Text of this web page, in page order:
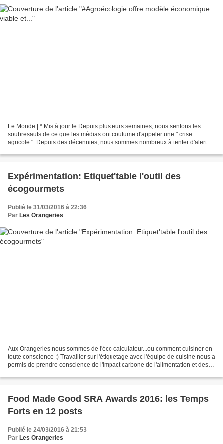
Le Monde | * Mis à jour le Depuis plusieurs semaines, nous sentons les
soubresauts de ce que les médias ont coutume d'appeler une " crise
agricole ". Depuis des décennies, nous sommes nombreux à tenter d'alerter
Expérimentation: Etiquet'table l'outil des
écogourmets
Publié le 31/03/2016 à 22:36
Par Les Orangeries
Aux Orangeries nous sommes de l'éco calculateur...ou comment cuisiner en
toute conscience :) Travailler sur l'étiquetage avec l'équipe de cuisine nous a
permis de prendre conscience de l'impact carbone de l'alimentation et des
Food Made Good SRA Awards 2016: les Temps
Forts en 12 posts
Publié le 24/03/2016 à 21:53
Par Les Orangeries